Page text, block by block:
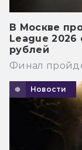
В Москве
League
рублей
Финал
Новости